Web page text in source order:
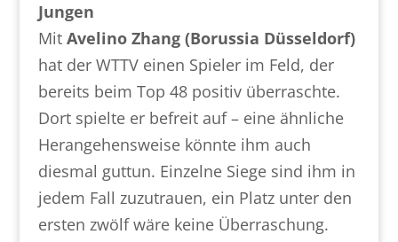
Jungen
Mit Avelino Zhang (Borussia Düsseldorf)
hat der WTTV einen Spieler im Feld, der
bereits beim Top 48 positiv überraschte.
Dort spielte er befreit auf – eine ähnliche
Herangehensweise könnte ihm auch
diesmal guttun. Einzelne Siege sind ihm in
jedem Fall zuzutrauen, ein Platz unter den
ersten zwölf wäre keine Überraschung.